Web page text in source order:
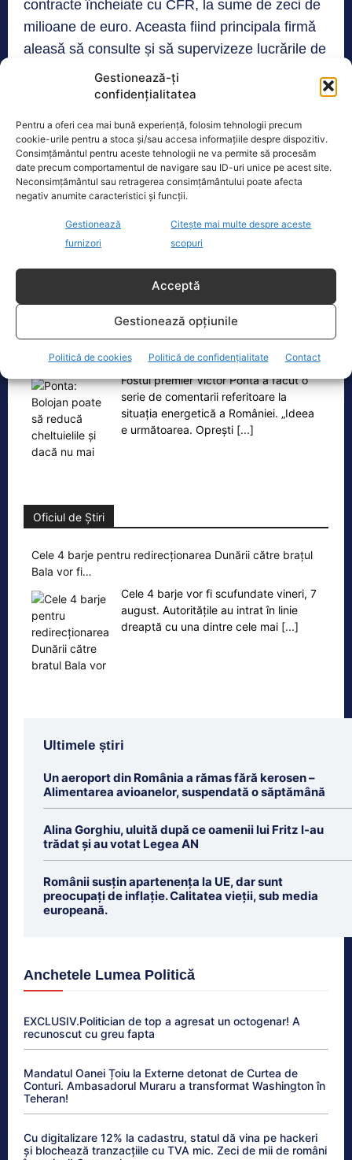
Gestionează-ți
confidențialitatea
Pentru a oferi cea mai bună experiență, folosim tehnologii precum
cookie-urile pentru a stoca și/sau accesa informațiile despre dispozitiv.
Consimțământul pentru aceste tehnologii ne va permite să procesăm
date precum comportamentul de navigare sau ID-uri unice pe acest site.
Neconsimțământul sau retragerea consimțământului poate afecta
negativ anumite caracteristici și funcții.
Gestionează
furnizori
Citește mai multe despre aceste
scopuri
Acceptă
Gestionează opțiunile
Politică de cookies Politică de confidențialitate Contact
contracte încheiate cu CFR, la sume de zeci de
milioane de euro. Aceasta fiind principala firmă
aleasă să consulte și să supervizeze lucrările de
Realitatea
Dronă doborâtă de un avion F‑16 în zona
Padina Buzău -…
O dronă a fost doborâtă vineri dimineață de un avion
F‑16 al Forțelor Aeriene Române, în zona Padina, în
județul[...]
Ecopolitic
Ponta: Bolojan poate să reducă
cheltuielile şi dacă nu mai trimite…
Fostul premier Victor Ponta a făcut o
serie de comentarii referitoare la
situația energetică a României. „Ideea
e următoarea. Oprești [...]
Oficiul de Știri
Cele 4 barje pentru redirecționarea Dunării către brațul
Bala vor fi…
Cele 4 barje vor fi scufundate vineri, 7
august. Autoritățile au intrat în linie
dreaptă cu una dintre cele mai [...]
Ultimele știri
Un aeroport din România a rămas fără kerosen –
Alimentarea avioanelor, suspendată o săptămână
Alina Gorghiu, uluită după ce oamenii lui Fritz l-au
trădat şi au votat Legea AN
Românii susțin apartenența la UE, dar sunt
preocupați de inflație. Calitatea vieții, sub media
europeană.
Anchetele Lumea Politică
EXCLUSIV.Politician de top a agresat un octogenar! A
recunoscut cu greu fapta
Mandatul Oanei Țoiu la Externe detonat de Curtea de
Conturi. Ambasadorul Muraru a transformat Washington în
Teheran!
Cu digitalizare 12% la cadastru, statul dă vina pe hackeri
și blochează tranzacțiile cu TVA mic. Zeci de mii de români